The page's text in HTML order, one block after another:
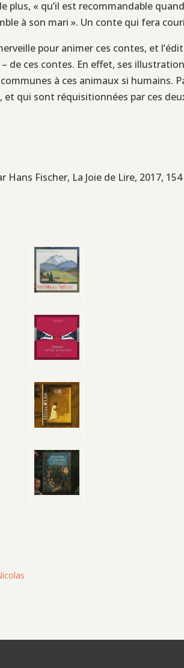
plus, « qu’il est recommandable
à son mari ». Un conte qui fera
pour animer ces contes, et
de ces contes. En effet, ses
à ces animaux si humains.
et qui sont réquisitionnées par ces
Hans Fischer, La Joie de Lire, 2017,